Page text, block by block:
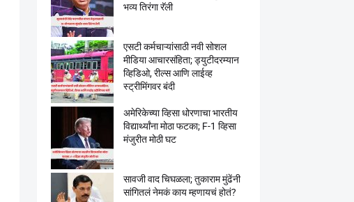
भव्य तिरंगा रॅली
एसटी कर्मचाऱ्यांसाठी नवी सोशल
मीडिया आचारसंहिता; ड्युटीदरम्यान
व्हिडिओ, रील्स आणि लाईव्ह
स्ट्रीमिंगवर बंदी
अमेरिकेच्या व्हिसा धोरणाचा भारतीय
विद्यार्थ्यांना मोठा फटका; F-1 व्हिसा
मंजुरीत मोठी घट
सावजी वाद चिघळला; तुकाराम मुंढेंनी
सांगितलं नेमकं काय म्हणायचं होतं?